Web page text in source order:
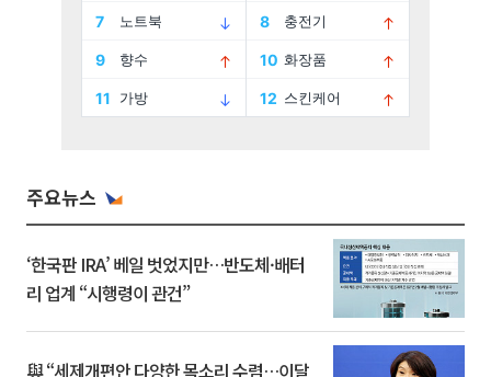
주요뉴스
‘한국판 IRA’ 베일 벗었지만…반도체·배터
리 업계 “시행령이 관건”
與 “세제개편안 다양한 목소리 수렴…이달